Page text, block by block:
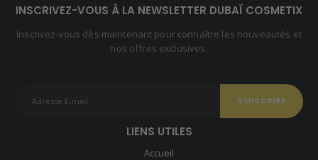
INSCRIVEZ-VOUS À LA NEWSLETTER DUBAÏ COSMETIX
Inscrivez-vous dès maintenant pour connaître les nouveautés et
nos offres exclusives.
LIENS UTILES
Accueil